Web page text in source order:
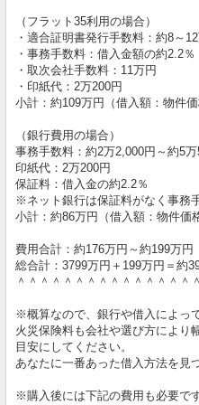
（フラット35利用の場合）
・適合証明書発行手数料：約8～
・事務手数料：借入金額の約2.2％
・取次会社手数料：11万円
・印紙代：2万200円
小計：約109万円（借入額：物件価
（銀行費用の場合）
事務手数料：約2万2,000円～約5万
印紙代：2万200円
保証料：借入金の約2.2％
※ネット銀行は保証料がなく事務
小計：約86万円（借入額：物件価
費用合計：約176万円～約199万円
総合計：3799万円＋199万円＝約
＾＾＾＾＾＾＾＾＾＾＾＾＾＾＾
※概算なので、銀行や借入によっ
火災保険料も会社や選び方により
目安にしてください。
あなたに一番あった借入方法を見
※購入後には下記の費用も必要です